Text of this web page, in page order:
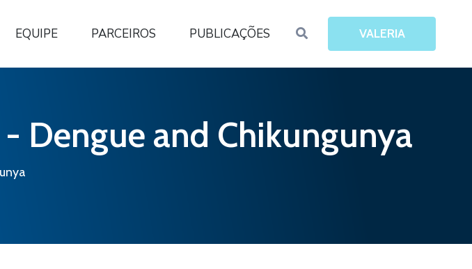
EQUIPE PARCEIROS PUBLICAÇÕES VALERIA
Dengue and Chikungunya